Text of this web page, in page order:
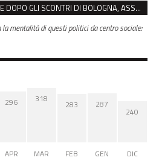
MINACCE ONLINE A LEPORE DOPO GLI SCONTRI DI BOLOGNA, ASSEGNATA LA SCORTA AL SINDACO
la mentalità di questi politici da centro sociale:
296
APR
318
MAR
283
FEB
287
GEN
240
DIC